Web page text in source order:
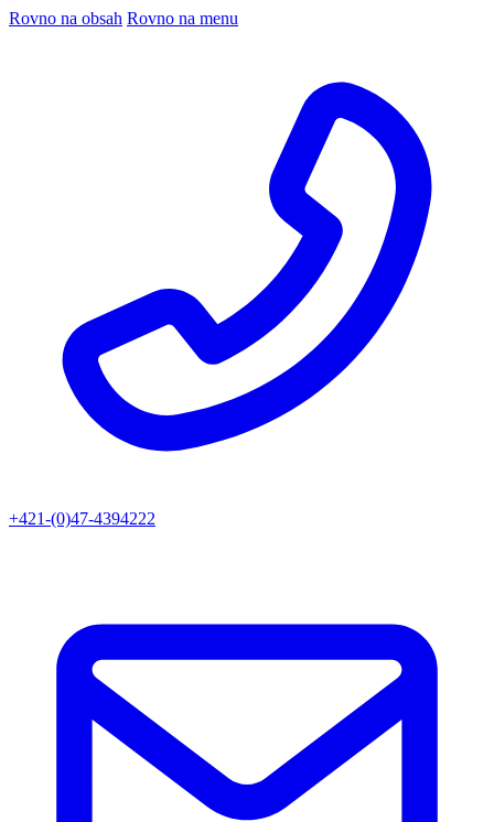
Rovno na obsah Rovno na menu
+421-(0)47-4394222